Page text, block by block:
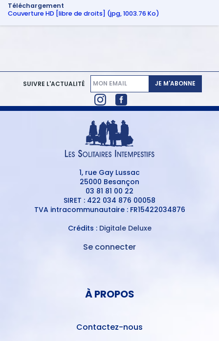
Téléchargement
Couverture HD [libre de droits] (jpg, 1003.76 Ko)
SUIVRE L'ACTUALITÉ JE M'ABONNE
1, rue Gay Lussac
25000 Besançon
03 81 81 00 22
SIRET : 422 034 876 00058
TVA intracommunautaire : FR15422034876
Crédits : Digitale Deluxe
Se connecter
À PROPOS
Contactez-nous